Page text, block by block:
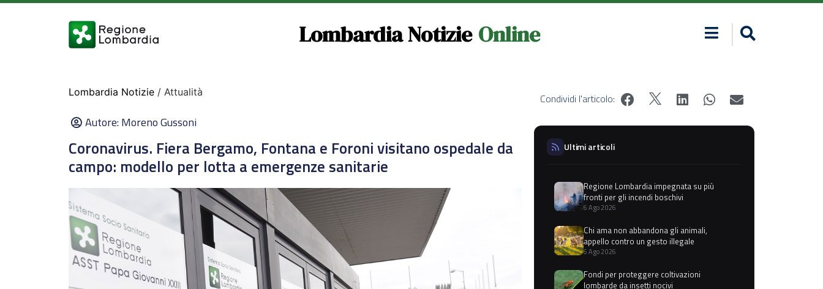
Lombardia Notizie Online
Lombardia Notizie / Attualità
Autore:Moreno Gussoni
Coronavirus. Fiera Bergamo, Fontana e Foroni visitano ospedale da
campo: modello per lotta a emergenze sanitarie
Condividi l'articolo:
Ultimi articoli
Regione Lombardia impegnata su più
fronti per gli incendi boschivi
6 Ago 2026
Chi ama non abbandona gli animali,
appello contro un gesto illegale
6 Ago 2026
Fondi per proteggere coltivazioni
lombarde da insetti nocivi